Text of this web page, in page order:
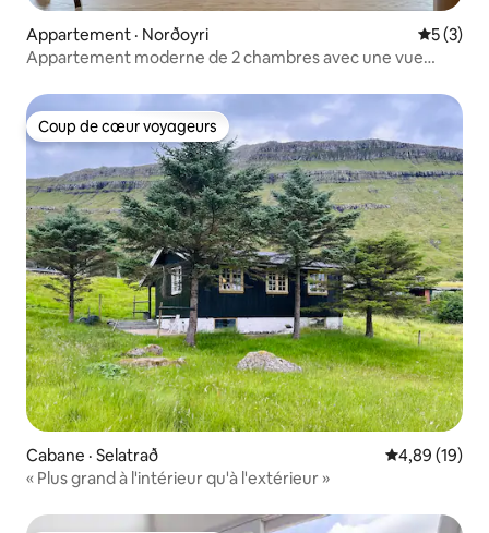
Appartement · Norðoyri Note
5 (3)
Appartement moderne de 2 chambres avec une vue
Coup de cœur voyageurs
Coup de cœur voyageurs
Cabane · Selatrað Note
4,89 (19)
« Plus grand à l'intérieur qu'à l'extérieur »